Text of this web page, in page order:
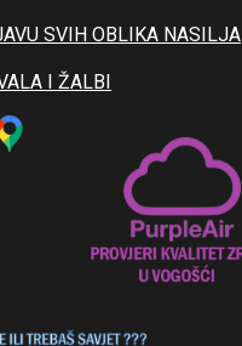
SVIH OBLIKA NASILJA
I ŽALBI